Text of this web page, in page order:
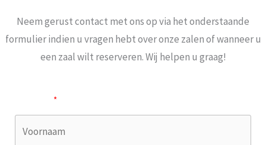
Neem gerust contact met ons op via het onderstaande
formulier indien u vragen hebt over onze zalen of wanneer u
een zaal wilt reserveren. Wij helpen u graag!